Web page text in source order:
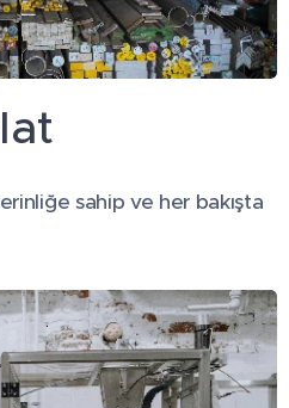
sahip ve her bakışta